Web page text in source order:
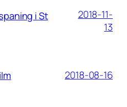
i St
2018-11-
13
2018-08-16